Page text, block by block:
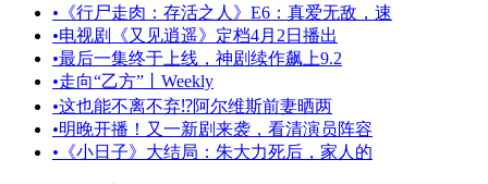
• 《行尸走肉：存活之人》E6：真爱无敌，速
•电视剧《又见逍遥》定档4月2日播出
•最后一集终于上线，神剧续作飙上9.2
•走向“乙方”丨Weekly
•这也能不离不弃⁉️阿尔维斯前妻晒两
•明晚开播！又一新剧来袭，看清演员阵容
• 《小日子》大结局：朱大力死后，家人的